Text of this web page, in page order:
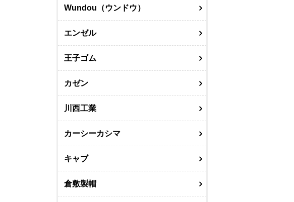
Wundou（ウンドウ）
エンゼル
王子ゴム
カゼン
川西工業
カーシーカシマ
キャブ
倉敷製帽